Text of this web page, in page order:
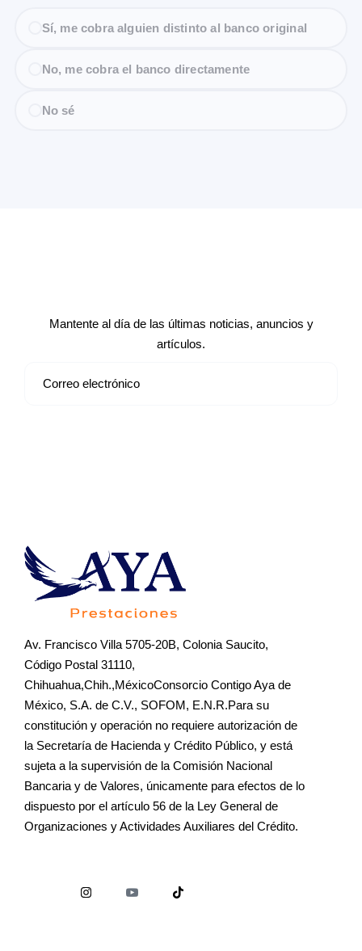
Sí, me cobra alguien distinto al banco original
No, me cobra el banco directamente
No sé
Mantente al día de las últimas noticias, anuncios y
artículos.
Av. Francisco Villa 5705-20B, Colonia Saucito,
Código Postal 31110,
Chihuahua,Chih.,MéxicoConsorcio Contigo Aya de
México, S.A. de C.V., SOFOM, E.N.R.Para su
constitución y operación no requiere autorización de
la Secretaría de Hacienda y Crédito Público, y está
sujeta a la supervisión de la Comisión Nacional
Bancaria y de Valores, únicamente para efectos de lo
dispuesto por el artículo 56 de la Ley General de
Organizaciones y Actividades Auxiliares del Crédito.